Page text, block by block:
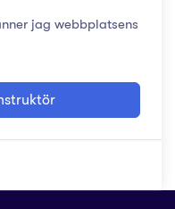
jag webbplatsens